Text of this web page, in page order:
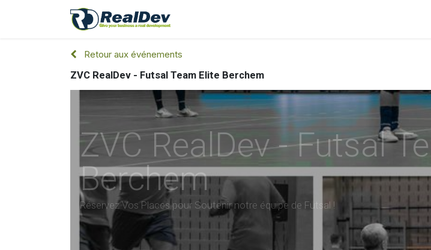
Retour aux événements
ZVC RealDev - Futsal Team Elite Berchem
ZVC RealDev - Futsal
Berchem
Réservez Vos Places pour Soutenir notre équipe de Futsal !